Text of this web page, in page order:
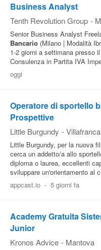
Area
Aziende
Business Analyst
Tenth Revolution Group -
Senior Business Analyst
Bancario (Milano | Modalità
1-2 giorni a settimana presso
Consulenza in Partita IVA
oggi
Operatore di sportello
Prospettive
Little Burgundy -
Little Burgundy, per la nuova
cerca un addetto/a allo
diploma o laurea, eccellenti
sviluppare un'orientamento al
appcast.io - 5 giorni fa
Academy Gratuita
Junior
Kronos Advice - Mantova